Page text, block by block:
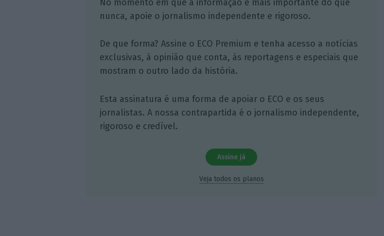
No momento em que a informação é mais importante do que
nunca, apoie o jornalismo independente e rigoroso.
De que forma? Assine o ECO Premium e tenha acesso a notícias
exclusivas, à opinião que conta, às reportagens e especiais que
mostram o outro lado da história.
Esta assinatura é uma forma de apoiar o ECO e os seus
jornalistas. A nossa contrapartida é o jornalismo independente,
rigoroso e credível.
Assine já
Veja todos os planos